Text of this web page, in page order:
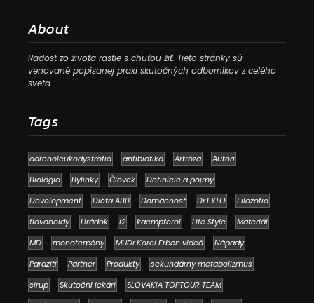
About
Radosť zo života rastie s chuťou žiť. Tieto stránky sú
venované popísanej praxi skutočných odborníkov z celého
sveta.
Tags
adrenoleukodystrofia antibiotiká Artróza
Autori
Biológia
Bylinky Človek
Definície a pojmy
Development
Diéta AB0 Domácnosť Dr.FYTO
Filozofia
flavonoidy
Hrádok i2 kaempferol Life Style
Materiál
MD
monoterpény MUDr.Karel Erben videá
Nápady
Paraziti
Partner Produkty
sekundárny metabolizmus
sirup
Skutoční lekári
SLOVAKIA TOPTOUR TEAM